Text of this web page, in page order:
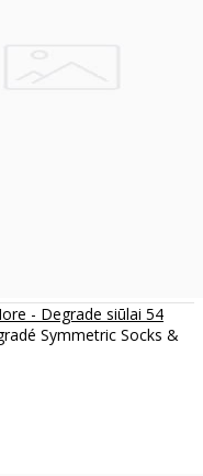
- Degrade siūlai 54
Symmetric Socks &